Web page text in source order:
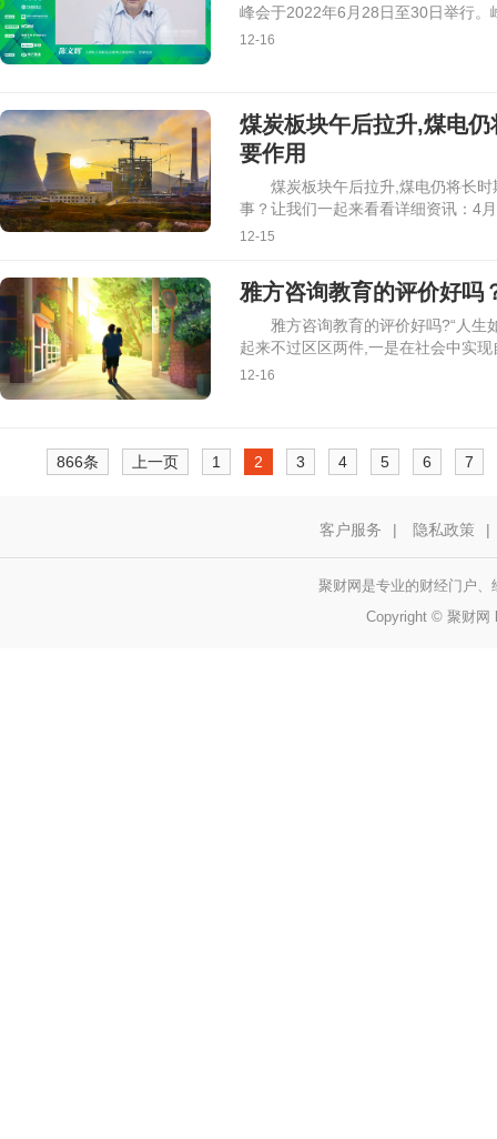
峰会于2022年6月28日至30日举行。
12-16
煤炭板块午后拉升,煤电
要作用
煤炭板块午后拉升,煤电仍将长
事？让我们一起来看看详细资讯：4
12-15
雅方咨询教育的评价好吗
雅方咨询教育的评价好吗?“人生
起来不过区区两件,一是在社会中实现
12-16
866条 上一页 1 2 3 4 5 6 7
客户服务 | 隐私政策 |
聚财网是专业的财经门户
Copyright © 聚财网